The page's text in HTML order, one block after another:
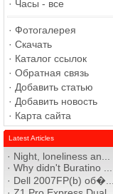
· Часы - все
· Фотогалерея
· Скачать
· Каталог ссылок
· Обратная связь
· Добавить статью
· Добавить новость
· Карта сайта
Latest Articles
· Night, loneliness an...
· Why didn't Buratino ...
· Dell 2007FP(b) об�...